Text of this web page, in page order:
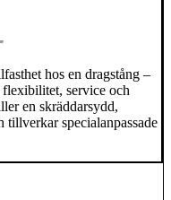
hos en dragstång –
service och
en skräddarsydd,
specialanpassade